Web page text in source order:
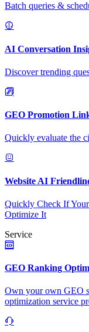
Batch queries &
AI Conversation
Discover trending
GEO Promotion
Quickly evaluate the
Website AI
Quickly Check If
Optimize It
Service
GEO Ranking
Own your own GEO
optimization service